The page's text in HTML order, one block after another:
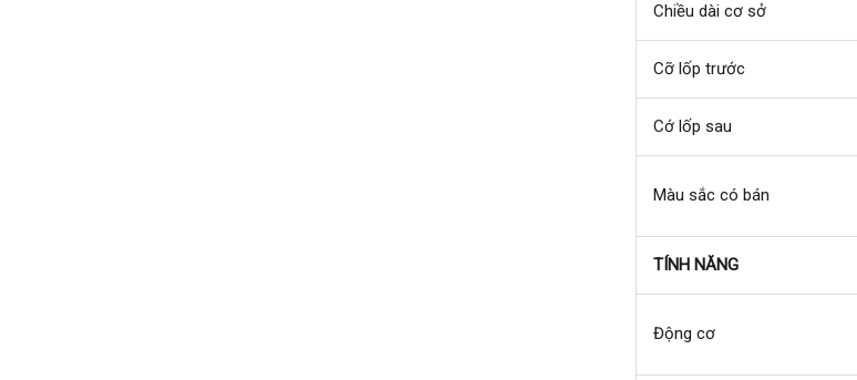
Chiều dài cơ sở
Cỡ lốp trước
Cớ lốp sau
Màu sắc có bán
TÍNH NĂNG
Động cơ